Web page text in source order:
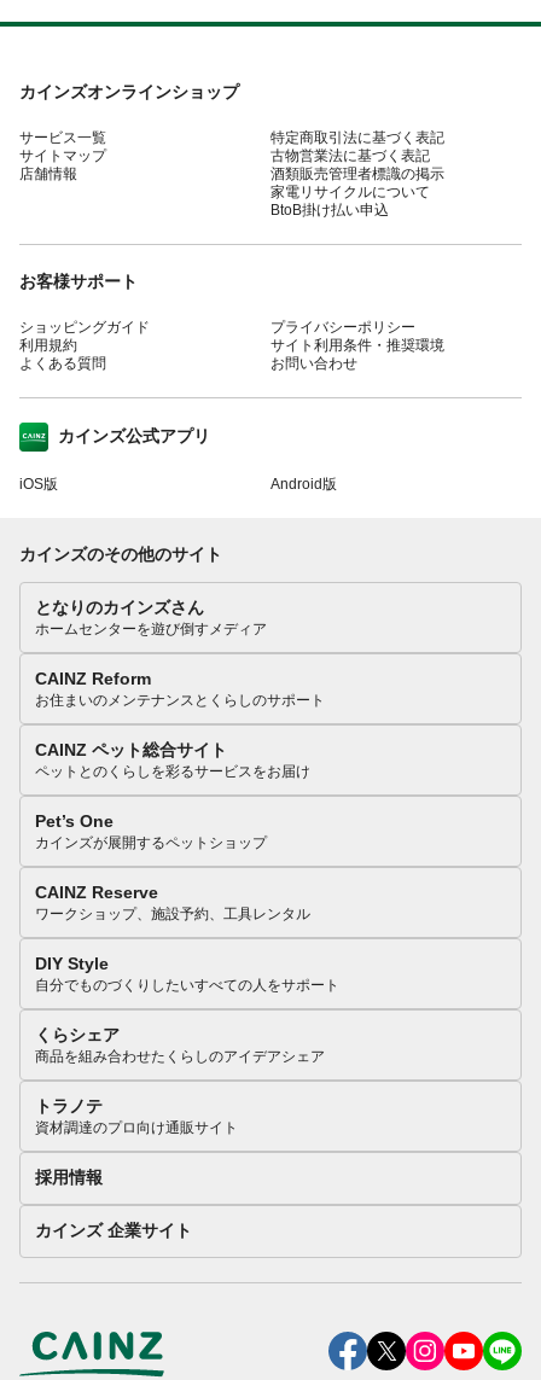
カインズオンラインショップ
サービス一覧
サイトマップ
店舗情報
特定商取引法に基づく表記
古物営業法に基づく表記
酒類販売管理者標識の掲示
家電リサイクルについて
BtoB掛け払い申込
お客様サポート
ショッピングガイド
利用規約
よくある質問
プライバシーポリシー
サイト利用条件・推奨環境
お問い合わせ
カインズ公式アプリ
iOS版 Android版
カインズのその他のサイト
となりのカインズさん
ホームセンターを遊び倒すメディア
CAINZ Reform
お住まいのメンテナンスとくらしのサポート
CAINZ ペット総合サイト
ペットとのくらしを彩るサービスをお届け
Pet’s One
カインズが展開するペットショップ
CAINZ Reserve
ワークショップ、施設予約、工具レンタル
DIY Style
自分でものづくりしたいすべての人をサポート
くらシェア
商品を組み合わせたくらしのアイデアシェア
トラノテ
資材調達のプロ向け通販サイト
採用情報
カインズ 企業サイト